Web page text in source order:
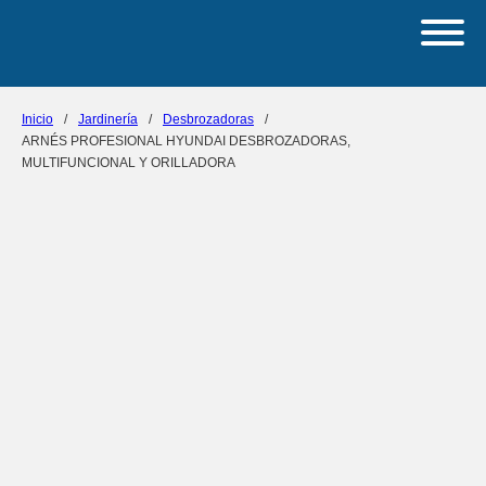
Inicio / Jardinería / Desbrozadoras
/
ARNÉS PROFESIONAL HYUNDAI DESBROZADORAS,
MULTIFUNCIONAL Y ORILLADORA